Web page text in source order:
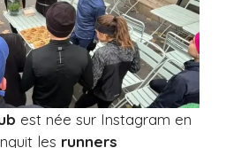
est née sur Instagram en
les runners